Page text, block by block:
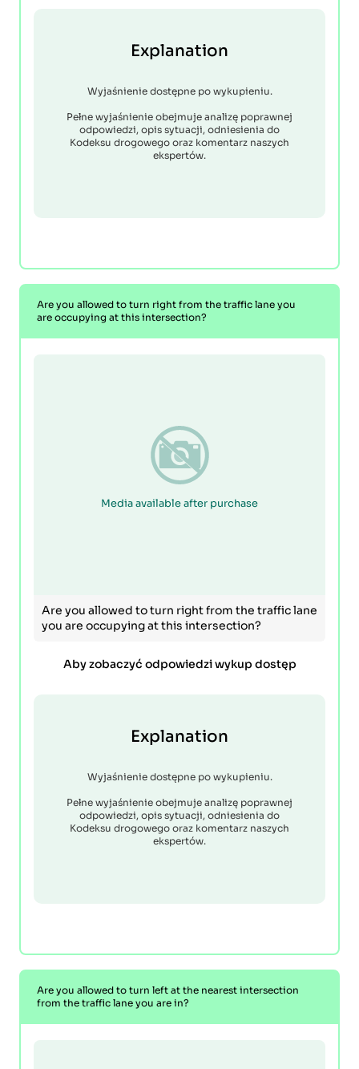
Explanation
Wyjaśnienie dostępne po wykupieniu.
Pełne wyjaśnienie obejmuje analizę poprawnej
odpowiedzi, opis sytuacji, odniesienia do
Kodeksu drogowego oraz komentarz naszych
ekspertów.
Are you allowed to turn right from the traffic lane you
are occupying at this intersection?
Media available after purchase
Are you allowed to turn right from the traffic lane
you are occupying at this intersection?
Aby zobaczyć odpowiedzi wykup dostęp
Explanation
Wyjaśnienie dostępne po wykupieniu.
Pełne wyjaśnienie obejmuje analizę poprawnej
odpowiedzi, opis sytuacji, odniesienia do
Kodeksu drogowego oraz komentarz naszych
ekspertów.
Are you allowed to turn left at the nearest intersection
from the traffic lane you are in?